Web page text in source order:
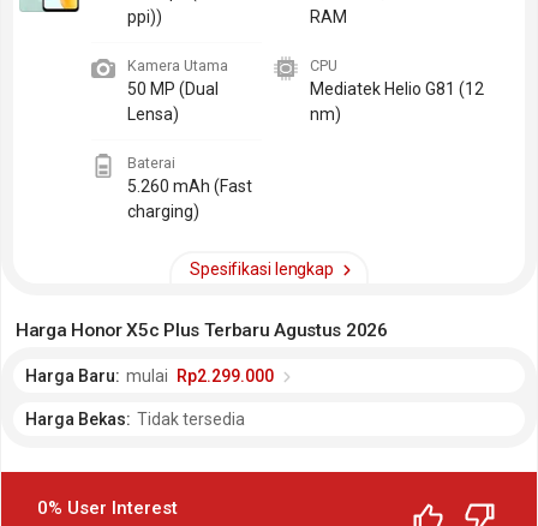
ppi))
RAM
Kamera Utama
50 MP (Dual
Lensa)
CPU
Mediatek Helio G81 (12
nm)
Baterai
5.260 mAh (Fast
charging)
Spesifikasi lengkap
Harga Honor X5c Plus Terbaru Agustus 2026
Harga Baru: mulai Rp2.299.000
Harga Bekas: Tidak tersedia
0% User Interest